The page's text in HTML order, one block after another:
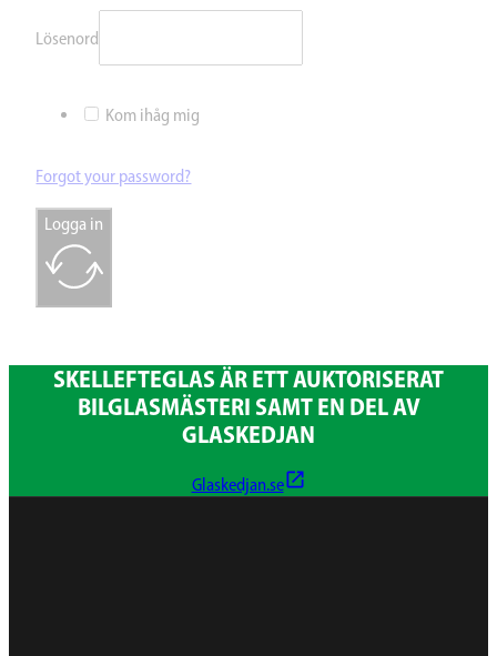
Lösenord
Kom ihåg mig
Forgot your password?
Logga in
SKELLEFTEGLAS ÄR ETT AUKTORISERAT
BILGLASMÄSTERI SAMT EN DEL AV
GLASKEDJAN
Glaskedjan.se